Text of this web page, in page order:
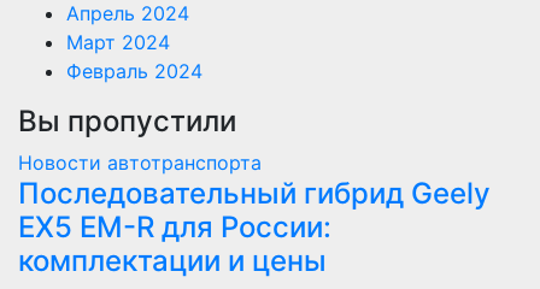
Апрель 2024
Март 2024
Февраль 2024
Вы пропустили
Новости автотранспорта
Последовательный гибрид Geely
EX5 EM-R для России:
комплектации и цены